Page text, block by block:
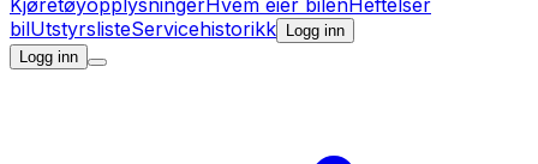
bilUtstyrslisteServicehistorikk Logg inn
Logg inn